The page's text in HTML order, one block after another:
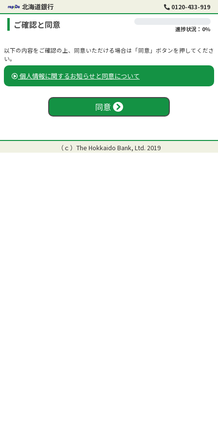
北海道銀行 0120-433-919
ご確認と同意 進捗状況：0%
以下の内容をご確認の上、同意いただける場合は「同意」ボタンを押してくださ
い。
個人情報に関するお知らせと同意について
同意
（ｃ）The Hokkaido Bank, Ltd. 2019